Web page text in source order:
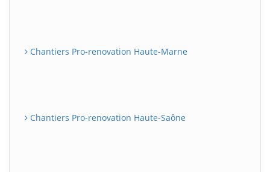
Chantiers Pro-renovation Haute-Marne
Chantiers Pro-renovation Haute-Saône